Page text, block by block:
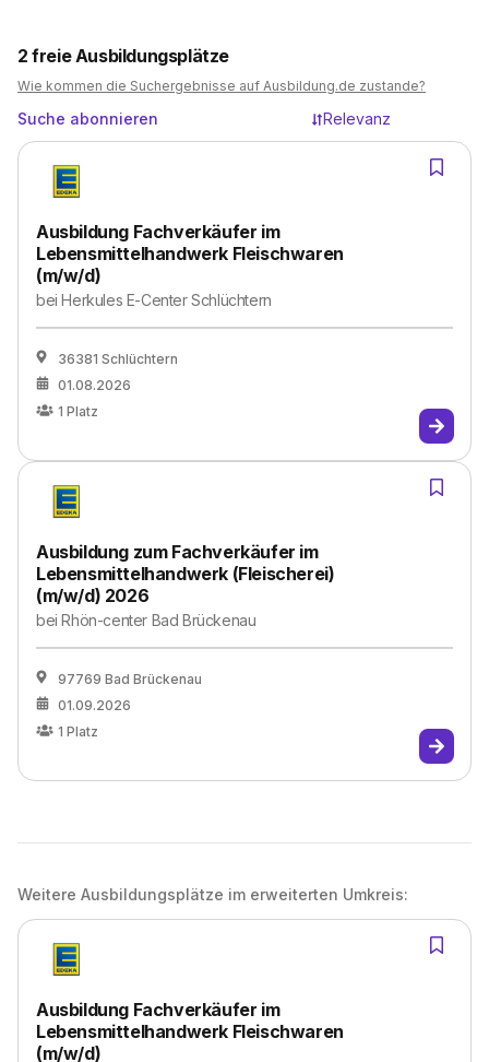
2 freie Ausbildungsplätze
Wie kommen die Suchergebnisse auf Ausbildung.de zustande?
Suche abonnieren Relevanz
Ausbildung Fachverkäufer im
Lebensmittelhandwerk Fleischwaren
(m/w/d)
beiHerkules E-Center Schlüchtern
36381 Schlüchtern
01.08.2026
1 Platz
Ausbildung zum Fachverkäufer im
Lebensmittelhandwerk (Fleischerei)
(m/w/d) 2026
beiRhön-center Bad Brückenau
97769 Bad Brückenau
01.09.2026
1 Platz
Weitere Ausbildungsplätze im erweiterten Umkreis:
Ausbildung Fachverkäufer im
Lebensmittelhandwerk Fleischwaren
(m/w/d)